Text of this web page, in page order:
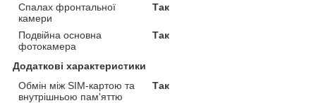
Спалах фронтальної
камери
Так
Подвійна основна
фотокамера
Так
Додаткові характеристики
Обмін між SIM-картою та
внутрішньою пам'яттю
Так